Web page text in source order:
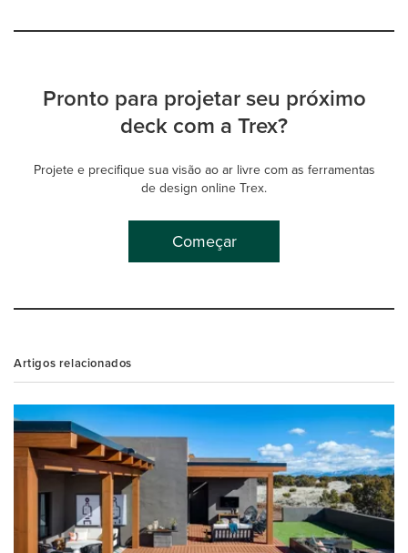
Pronto para projetar seu próximo
deck com a Trex?
Projete e precifique sua visão ao ar livre com as ferramentas
de design online Trex.
Começar
Artigos relacionados